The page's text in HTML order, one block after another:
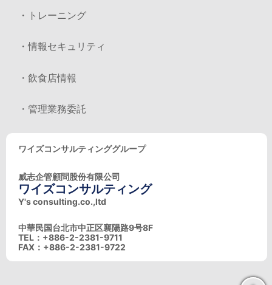
・トレーニング
・情報セキュリティ
・飲食店情報
・管理業務委託
ワイズコンサルティンググループ
威志企管顧問股份有限公司
ワイズコンサルティング
Y's consulting.co.,ltd
中華民国台北市中正区襄陽路9号8F
TEL：+886-2-2381-9711
FAX：+886-2-2381-9722